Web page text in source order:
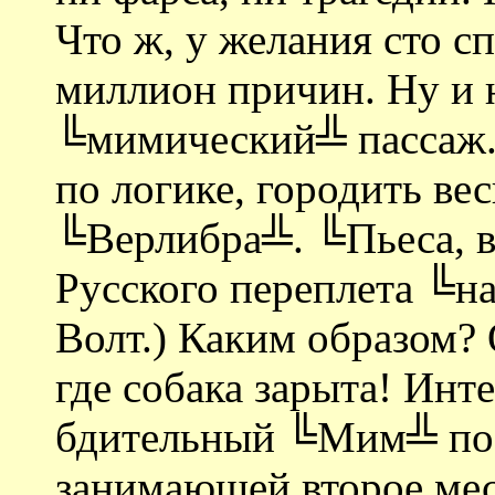
Что ж, у желания сто
миллион причин. Ну и
╚мимический╩
по логике, городить
╚Верлибра╩. ╚Пьеса,
Русского переплета
Волт.) Каким образом?
где собака зарыта!
бдительный ╚Мим╩ по